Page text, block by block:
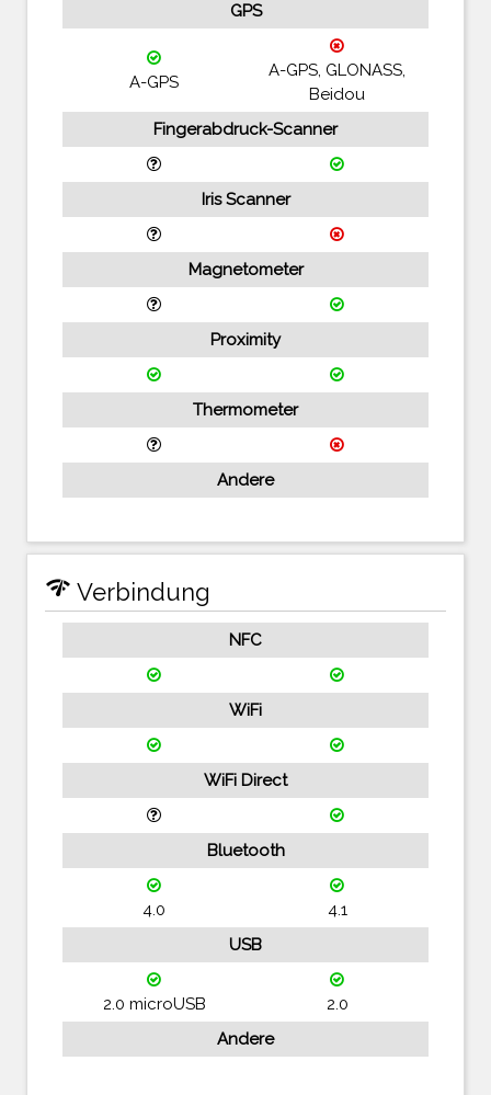
GPS
A-GPS
A-GPS, GLONASS,
Beidou
Fingerabdruck-Scanner
Iris Scanner
Magnetometer
Proximity
Thermometer
Andere
network_check Verbindung
NFC
WiFi
WiFi Direct
Bluetooth
4.0
4.1
USB
2.0 microUSB
2.0
Andere